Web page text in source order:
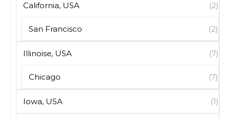
California, USA (2)
San Francisco (2)
Illinoise, USA (7)
Chicago (7)
Iowa, USA (1)